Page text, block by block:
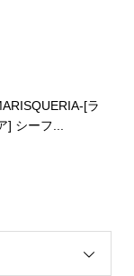
[ラ
シーフ...